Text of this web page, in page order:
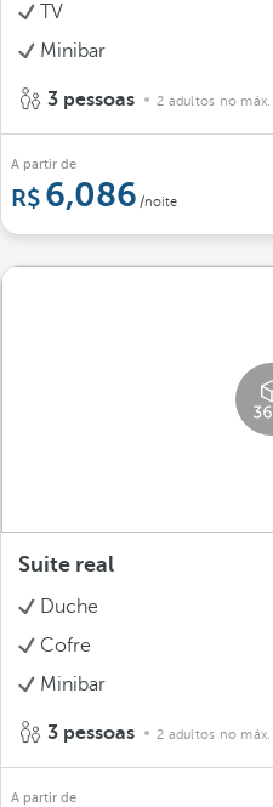
TV
Minibar
3 pessoas 2 adultos no máx.
A partir de
6,086 /noite
Suite real
Duche
Cofre
Minibar
3 pessoas 2 adultos no máx.
A partir de